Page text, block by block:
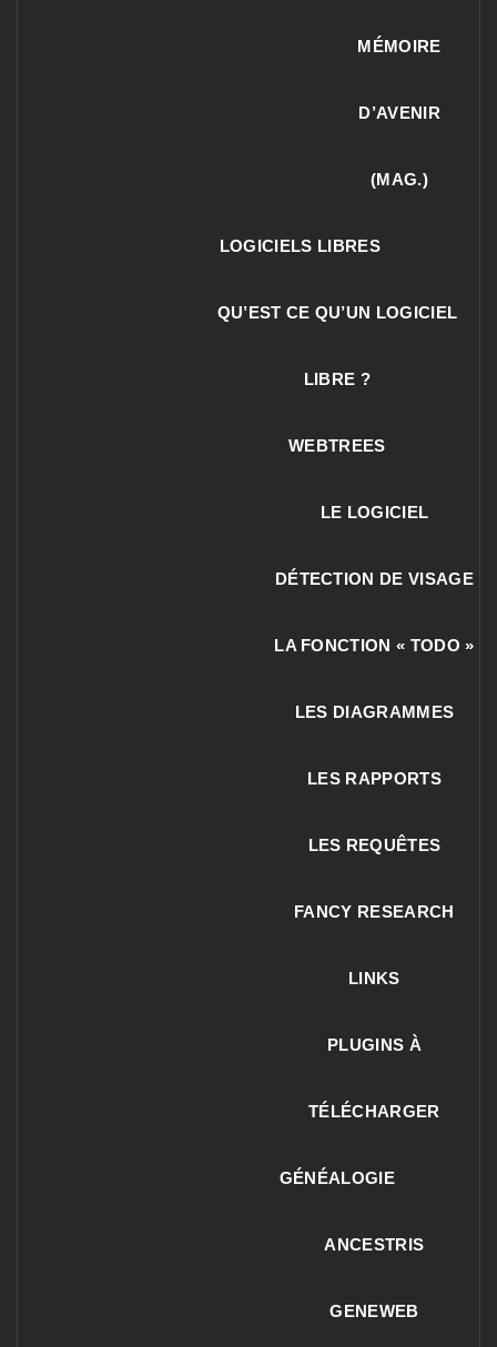
MÉMOIRE
D’AVENIR
(MAG.)
LOGICIELS LIBRES
QU’EST CE QU’UN LOGICIEL
LIBRE ?
WEBTREES
LE LOGICIEL
DÉTECTION DE VISAGE
LA FONCTION « TODO »
LES DIAGRAMMES
LES RAPPORTS
LES REQUÊTES
FANCY RESEARCH
LINKS
PLUGINS À
TÉLÉCHARGER
GÉNÉALOGIE
ANCESTRIS
GENEWEB